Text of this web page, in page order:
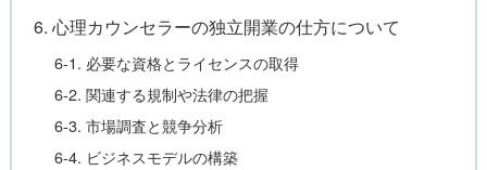
6. 心理カウンセラーの独立開業の仕方について
6-1. 必要な資格とライセンスの取得
6-2. 関連する規制や法律の把握
6-3. 市場調査と競争分析
6-4. ビジネスモデルの構築